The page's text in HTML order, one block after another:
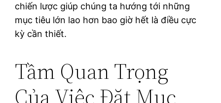
chiến lược giúp chúng ta hướng tới những
mục tiêu lớn lao hơn bao giờ hết là điều cực
kỳ cần thiết.
Tầm Quan Trọng